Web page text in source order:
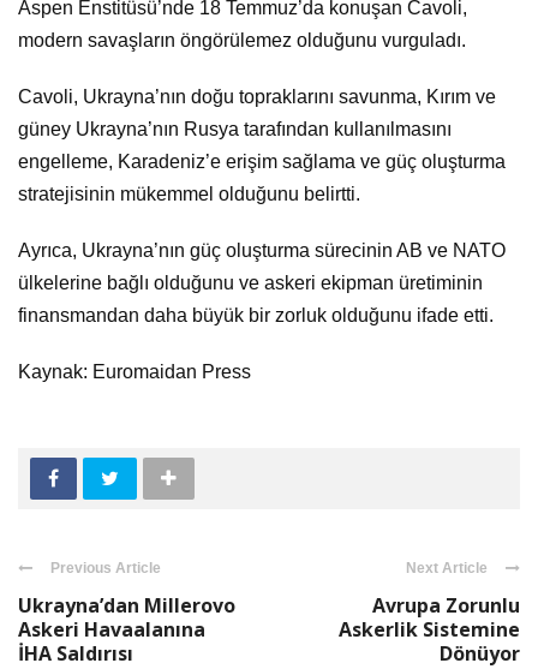
Aspen Enstitüsü’nde 18 Temmuz’da konuşan Cavoli,
modern savaşların öngörülemez olduğunu vurguladı.
Cavoli, Ukrayna’nın doğu topraklarını savunma, Kırım ve
güney Ukrayna’nın Rusya tarafından kullanılmasını
engelleme, Karadeniz’e erişim sağlama ve güç oluşturma
stratejisinin mükemmel olduğunu belirtti.
Ayrıca, Ukrayna’nın güç oluşturma sürecinin AB ve NATO
ülkelerine bağlı olduğunu ve askeri ekipman üretiminin
finansmandan daha büyük bir zorluk olduğunu ifade etti.
Kaynak: Euromaidan Press
Previous Article
Ukrayna’dan Millerovo
Askeri Havaalanına
İHA Saldırısı
Next Article
Avrupa Zorunlu
Askerlik Sistemine
Dönüyor